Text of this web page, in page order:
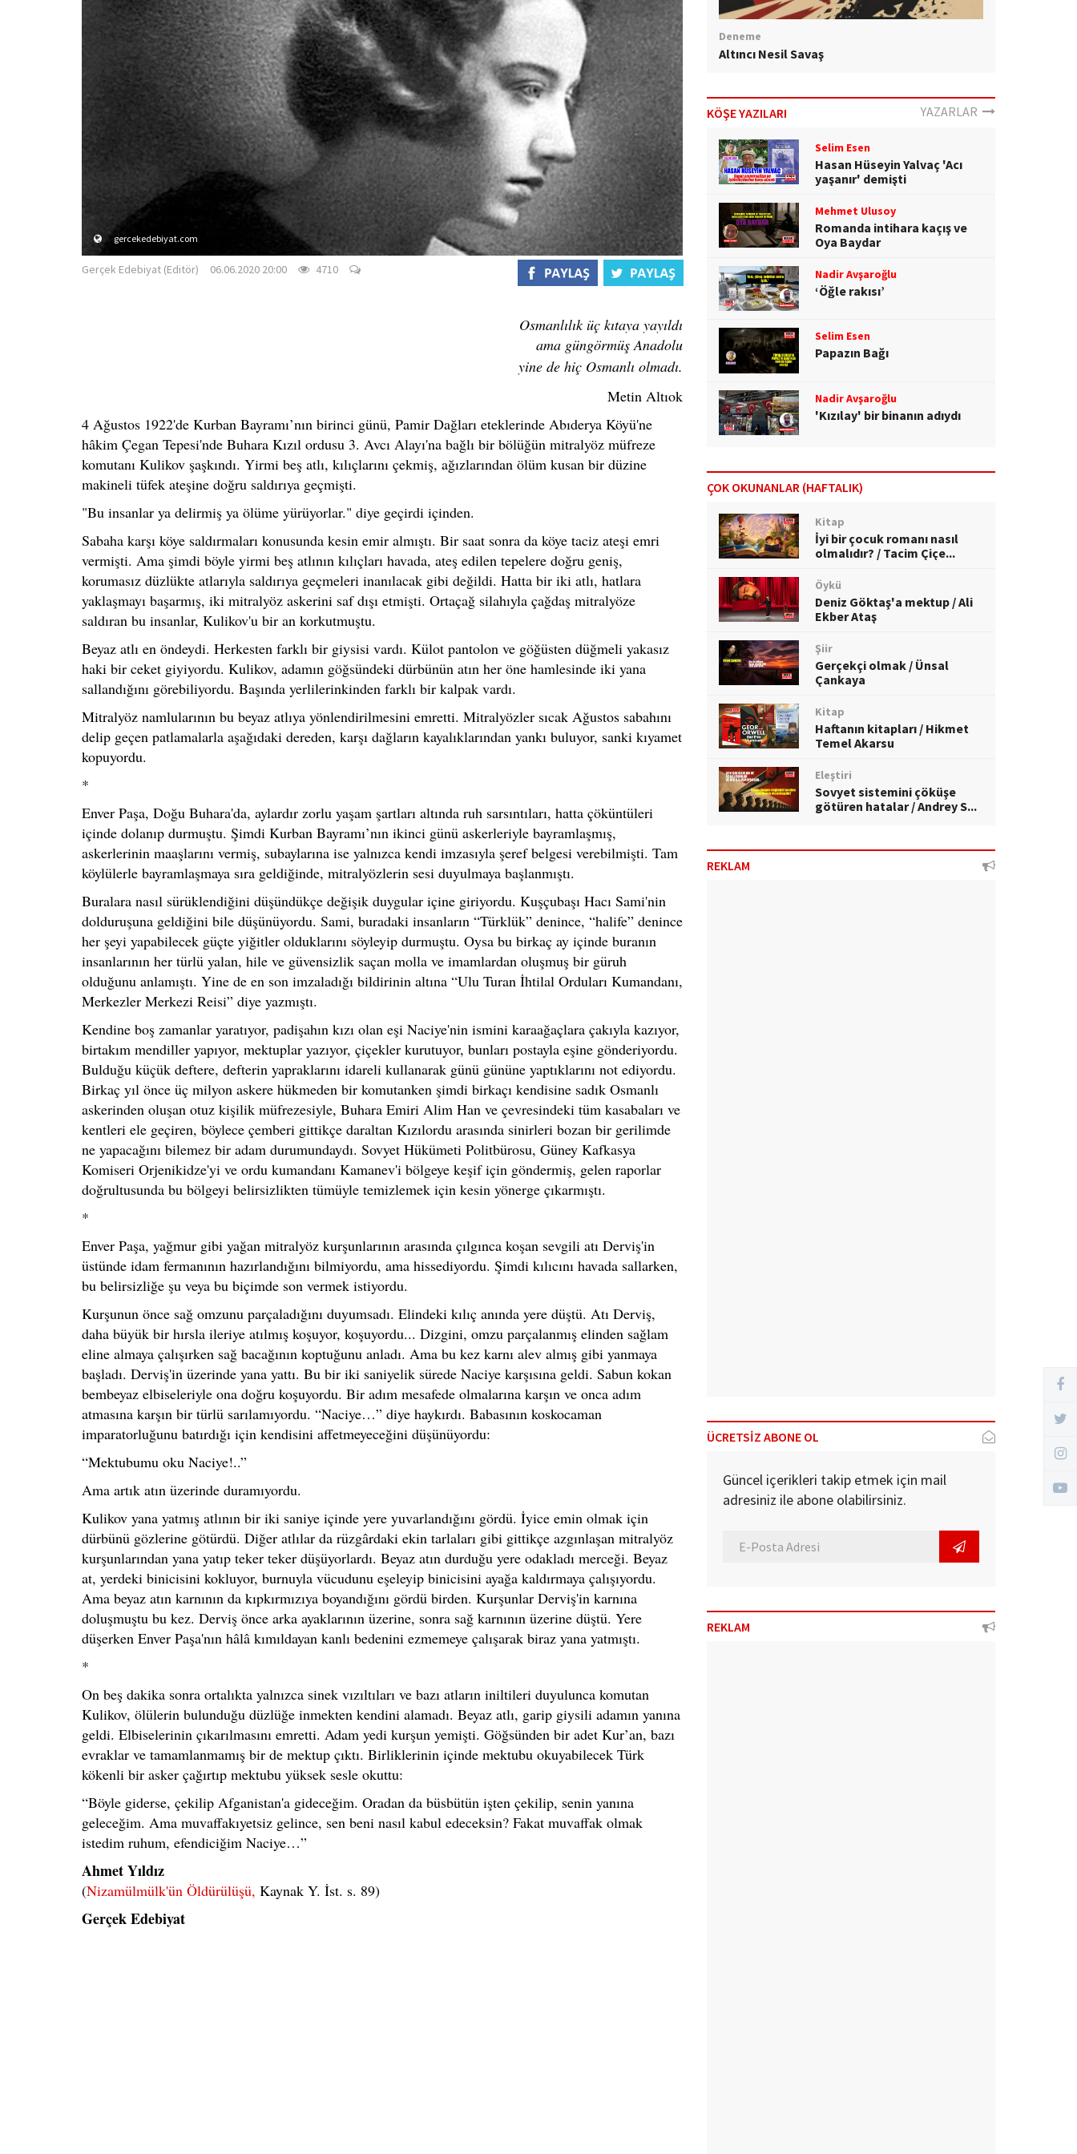
gercekedebiyat.com
Gerçek Edebiyat (Editör) 06.06.2020 20:00 4710
Osmanlılık üç kıtaya yayıldı
ama güngörmüş Anadolu
yine de hiç Osmanlı olmadı.
Metin Altıok
4 Ağustos 1922'de Kurban Bayramı’nın birinci günü, Pamir Dağları eteklerinde Abıderya Köyü'ne
hâkim Çegan Tepesi'nde Buhara Kızıl ordusu 3. Avcı Alayı'na bağlı bir bölüğün mitralyöz müfreze
komutanı Kulikov şaşkındı. Yirmi beş atlı, kılıçlarını çekmiş, ağızlarından ölüm kusan bir düzine
makineli tüfek ateşine doğru saldırıya geçmişti.
"Bu insanlar ya delirmiş ya ölüme yürüyorlar." diye geçirdi içinden.
Sabaha karşı köye saldırmaları konusunda kesin emir almıştı. Bir saat sonra da köye taciz ateşi emri
vermişti. Ama şimdi böyle yirmi beş atlının kılıçları havada, ateş edilen tepelere doğru geniş,
korumasız düzlükte atlarıyla saldırıya geçmeleri inanılacak gibi değildi. Hatta bir iki atlı, hatlara
yaklaşmayı başarmış, iki mitralyöz askerini saf dışı etmişti. Ortaçağ silahıyla çağdaş mitralyöze
saldıran bu insanlar, Kulikov'u bir an korkutmuştu.
Beyaz atlı en öndeydi. Herkesten farklı bir giysisi vardı. Külot pantolon ve göğüsten düğmeli yakasız
haki bir ceket giyiyordu. Kulikov, adamın göğsündeki dürbünün atın her öne hamlesinde iki yana
sallandığını görebiliyordu. Başında yerlilerinkinden farklı bir kalpak vardı.
Mitralyöz namlularının bu beyaz atlıya yönlendirilmesini emretti. Mitralyözler sıcak Ağustos sabahını
delip geçen patlamalarla aşağıdaki dereden, karşı dağların kayalıklarından yankı buluyor, sanki kıyamet
kopuyordu.
*
Enver Paşa, Doğu Buhara'da, aylardır zorlu yaşam şartları altında ruh sarsıntıları, hatta çöküntüleri
içinde dolanıp durmuştu. Şimdi Kurban Bayramı’nın ikinci günü askerleriyle bayramlaşmış,
askerlerinin maaşlarını vermiş, subaylarına ise yalnızca kendi imzasıyla şeref belgesi verebilmişti. Tam
köylülerle bayramlaşmaya sıra geldiğinde, mitralyözlerin sesi duyulmaya başlanmıştı.
Buralara nasıl sürüklendiğini düşündükçe değişik duygular içine giriyordu. Kuşçubaşı Hacı Sami'nin
dolduruşuna geldiğini bile düşünüyordu. Sami, buradaki insanların “Türklük” denince, “halife” denince
her şeyi yapabilecek güçte yiğitler olduklarını söyleyip durmuştu. Oysa bu birkaç ay içinde buranın
insanlarının her türlü yalan, hile ve güvensizlik saçan molla ve imamlardan oluşmuş bir güruh
olduğunu anlamıştı. Yine de en son imzaladığı bildirinin altına “Ulu Turan İhtilal Orduları Kumandanı,
Merkezler Merkezi Reisi” diye yazmıştı.
Kendine boş zamanlar yaratıyor, padişahın kızı olan eşi Naciye'nin ismini karaağaçlara çakıyla kazıyor,
birtakım mendiller yapıyor, mektuplar yazıyor, çiçekler kurutuyor, bunları postayla eşine gönderiyordu.
Bulduğu küçük deftere, defterin yapraklarını idareli kullanarak günü gününe yaptıklarını not ediyordu.
Birkaç yıl önce üç milyon askere hükmeden bir komutanken şimdi birkaçı kendisine sadık Osmanlı
askerinden oluşan otuz kişilik müfrezesiyle, Buhara Emiri Alim Han ve çevresindeki tüm kasabaları ve
kentleri ele geçiren, böylece çemberi gittikçe daraltan Kızılordu arasında sinirleri bozan bir gerilimde
ne yapacağını bilemez bir adam durumundaydı. Sovyet Hükümeti Politbürosu, Güney Kafkasya
Komiseri Orjenikidze'yi ve ordu kumandanı Kamanev'i bölgeye keşif için göndermiş, gelen raporlar
doğrultusunda bu bölgeyi belirsizlikten tümüyle temizlemek için kesin yönerge çıkarmıştı.
*
Enver Paşa, yağmur gibi yağan mitralyöz kurşunlarının arasında çılgınca koşan sevgili atı Derviş'in
üstünde idam fermanının hazırlandığını bilmiyordu, ama hissediyordu. Şimdi kılıcını havada sallarken,
bu belirsizliğe şu veya bu biçimde son vermek istiyordu.
Kurşunun önce sağ omzunu parçaladığını duyumsadı. Elindeki kılıç anında yere düştü. Atı Derviş,
daha büyük bir hırsla ileriye atılmış koşuyor, koşuyordu... Dizgini, omzu parçalanmış elinden sağlam
eline almaya çalışırken sağ bacağının koptuğunu anladı. Ama bu kez karnı alev almış gibi yanmaya
başladı. Derviş'in üzerinde yana yattı. Bu bir iki saniyelik sürede Naciye karşısına geldi. Sabun kokan
bembeyaz elbiseleriyle ona doğru koşuyordu. Bir adım mesafede olmalarına karşın ve onca adım
atmasına karşın bir türlü sarılamıyordu. “Naciye…” diye haykırdı. Babasının koskocaman
imparatorluğunu batırdığı için kendisini affetmeyeceğini düşünüyordu:
“Mektubumu oku Naciye!..”
Ama artık atın üzerinde duramıyordu.
Kulikov yana yatmış atlının bir iki saniye içinde yere yuvarlandığını gördü. İyice emin olmak için
dürbünü gözlerine götürdü. Diğer atlılar da rüzgârdaki ekin tarlaları gibi gittikçe azgınlaşan mitralyöz
kurşunlarından yana yatıp teker teker düşüyorlardı. Beyaz atın durduğu yere odakladı merceği. Beyaz
at, yerdeki binicisini kokluyor, burnuyla vücudunu eşeleyip binicisini ayağa kaldırmaya çalışıyordu.
Ama beyaz atın karnının da kıpkırmızıya boyandığını gördü birden. Kurşunlar Derviş'in karnına
doluşmuştu bu kez. Derviş önce arka ayaklarının üzerine, sonra sağ karnının üzerine düştü. Yere
düşerken Enver Paşa'nın hâlâ kımıldayan kanlı bedenini ezmemeye çalışarak biraz yana yatmıştı.
*
On beş dakika sonra ortalıkta yalnızca sinek vızıltıları ve bazı atların iniltileri duyulunca komutan
Kulikov, ölülerin bulunduğu düzlüğe inmekten kendini alamadı. Beyaz atlı, garip giysili adamın yanına
geldi. Elbiselerinin çıkarılmasını emretti. Adam yedi kurşun yemişti. Göğsünden bir adet Kur’an, bazı
evraklar ve tamamlanmamış bir de mektup çıktı. Birliklerinin içinde mektubu okuyabilecek Türk
kökenli bir asker çağırtıp mektubu yüksek sesle okuttu:
“Böyle giderse, çekilip Afganistan'a gideceğim. Oradan da büsbütün işten çekilip, senin yanına
geleceğim. Ama muvaffakıyetsiz gelince, sen beni nasıl kabul edeceksin? Fakat muvaffak olmak
istedim ruhum, efendiciğim Naciye…”
Ahmet Yıldız
(Nizamülmülk'ün Öldürülüşü, Kaynak Y. İst. s. 89)
Gerçek Edebiyat
Deneme
Altıncı Nesil Savaş
KÖŞE YAZILARI YAZARLAR
Selim Esen
Hasan Hüseyin Yalvaç 'Acı
yaşanır' demişti
Mehmet Ulusoy
Romanda intihara kaçış ve
Oya Baydar
Nadir Avşaroğlu
‘Öğle rakısı’
Selim Esen
Papazın Bağı
Nadir Avşaroğlu
'Kızılay' bir binanın adıydı
ÇOK OKUNANLAR (HAFTALIK)
Kitap
İyi bir çocuk romanı nasıl
olmalıdır? / Tacim Çiçe...
Öykü
Deniz Göktaş'a mektup / Ali
Ekber Ataş
Şiir
Gerçekçi olmak / Ünsal
Çankaya
Kitap
Haftanın kitapları / Hikmet
Temel Akarsu
Eleştiri
Sovyet sistemini çöküşe
götüren hatalar / Andrey S...
REKLAM
ÜCRETSİZ ABONE OL
Güncel içerikleri takip etmek için mail
adresiniz ile abone olabilirsiniz.
REKLAM